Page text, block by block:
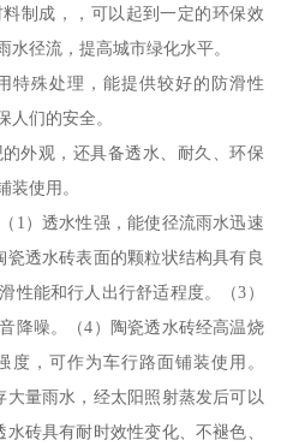
制成，，可以起到一定的环保效
径流，提高城市绿化水平。
特殊处理，能提供较好的防滑性
人们的安全。
外观，还具备透水、耐久、环保
装使用。
1）透水性强，能使径流雨水迅速
透水砖表面的颗粒状结构具有良
性能和行人出行舒适程度。（3）
降噪。（4）陶瓷透水砖经高温烧
，可作为车行路面铺装使用。
大量雨水，经太阳照射蒸发后可以
砖具有耐时效性变化、不褪色、